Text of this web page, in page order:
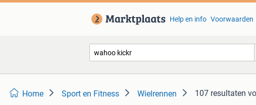
Help en info Voorwaarden
Home Sport en Fitness Wielrennen 107 resultaten